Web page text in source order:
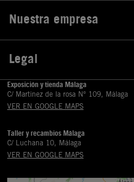
Nuestra empresa
Legal
Exposición y tienda Málaga
C/ Martinez de la rosa Nº 109, Málaga
VER EN GOOGLE MAPS
Taller y recambios Málaga
C/ Luchana 10, Málaga
VER EN GOOGLE MAPS